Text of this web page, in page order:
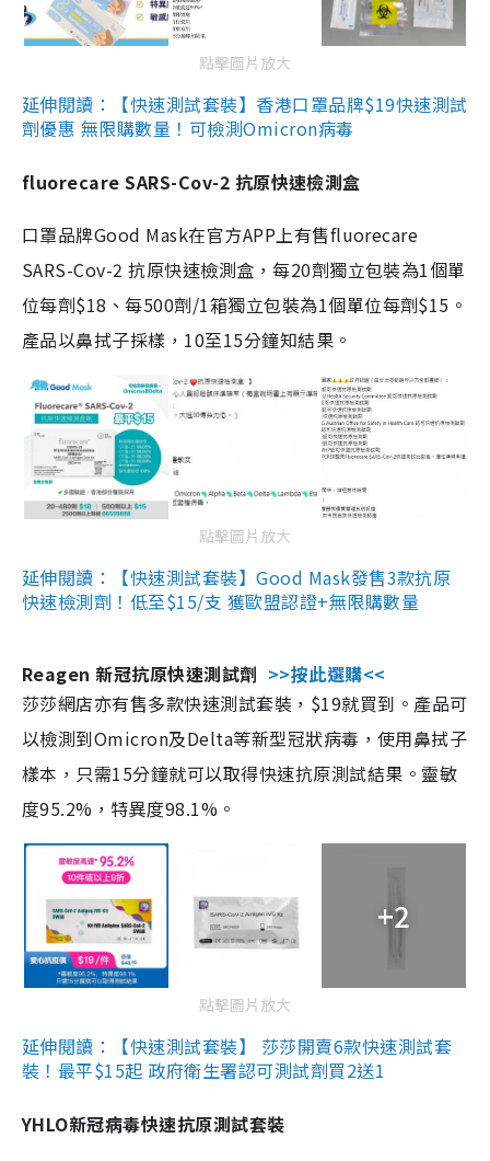
點擊圖片放大
延伸閱讀：【快速測試套裝】香港口罩品牌$19快速測試
劑優惠 無限購數量！可檢測Omicron病毒
fluorecare SARS-Cov-2 抗原快速檢測盒
口罩品牌Good Mask在官方APP上有售fluorecare
SARS-Cov-2 抗原快速檢測盒，每20劑獨立包裝為1個單
位每劑$18、每500劑/1箱獨立包裝為1個單位每劑$15。
產品以鼻拭子採樣，10至15分鐘知結果。
點擊圖片放大
延伸閱讀：【快速測試套裝】Good Mask發售3款抗原
快速檢測劑！低至$15/支 獲歐盟認證+無限購數量
Reagen 新冠抗原快速測試劑 >>按此選購<<
莎莎網店亦有售多款快速測試套裝，$19就買到。產品可
以檢測到Omicron及Delta等新型冠狀病毒，使用鼻拭子
樣本，只需15分鐘就可以取得快速抗原測試結果。靈敏
度95.2%，特異度98.1%。
+2
點擊圖片放大
延伸閱讀：【快速測試套裝】 莎莎開賣6款快速測試套
裝！最平$15起 政府衛生署認可測試劑買2送1
YHLO新冠病毒快速抗原測試套裝